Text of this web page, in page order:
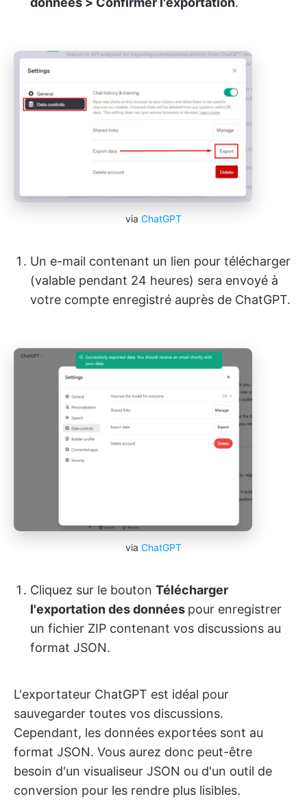
via ChatGPT
Un e-mail contenant un lien pour télécharger
(valable pendant 24 heures) sera envoyé à
votre compte enregistré auprès de ChatGPT.
via ChatGPT
Cliquez sur le bouton Télécharger
l'exportation des données pour enregistrer
un fichier ZIP contenant vos discussions au
format JSON.
L'exportateur ChatGPT est idéal pour
sauvegarder toutes vos discussions.
Cependant, les données exportées sont au
format JSON. Vous aurez donc peut-être
besoin d'un visualiseur JSON ou d'un outil de
conversion pour les rendre plus lisibles.